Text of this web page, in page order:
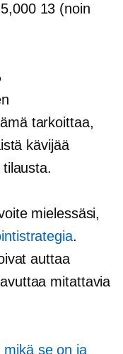
13 (noin
tarkoittaa,
kävijää
mielessäsi,
.
auttaa
mitattavia
mikä se on ja